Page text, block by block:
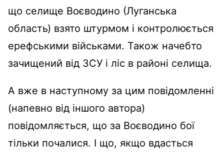
що селище Воєводино (Луганська
область) взято штурмом і контролюється
ерефськими військами. Також начебто
зачищений від ЗСУ і ліс в районі селища.
А вже в наступному за цим повідомленні
(напевно від іншого автора)
повідомляється, що за Воєводино бої
тільки почалися. І що, якщо вдасться